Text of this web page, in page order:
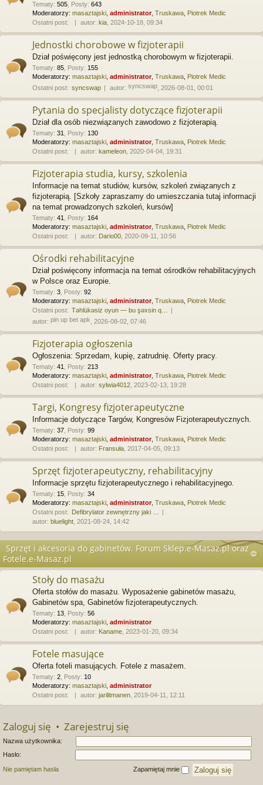
Tematy: 505 Posty: 643
Moderatorzy: masaztajski administrator, Truskawa Piotrek Medic
Ostatni post:
autor: kia , 2024-10-18, 09:34
Jednostki chorobowe w fizjoterapii
Dział poświęcony jest jednostką chorobowym w fizjoterapii.
Tematy: 85 Posty: 155
Moderatorzy: masaztajski administrator, Truskawa Piotrek Medic
Ostatni post: syncswap autor: syncswap , 2026-08-01, 00:01
Pytania do specjalisty dotyczące fizjoterapii
Dział dla osób niezwiązanych zawodowo z fizjoterapią.
Tematy: 31 Posty: 130
Moderatorzy: masaztajski administrator, Truskawa Piotrek Medic
Ostatni post:
autor: kameleon , 2020-04-04, 19:31
Fizjoterapia studia, kursy, szkolenia
Informacje na temat studiów, kursów, szkoleń związanych z
fizjoterapią. [Szkoły zapraszamy do umieszczania tutaj informacji
na temat prowadzonych szkoleń, kursów]
Tematy: 41 Posty: 164
Moderatorzy: masaztajski administrator, Truskawa Piotrek Medic
Ostatni post:
autor: Dario00 , 2020-09-11, 10:56
Ośrodki rehabilitacyjne
Dział poświęcony informacja na temat ośrodków rehabilitacyjnych
w Polsce oraz Europie.
Tematy: 3 Posty: 92
Moderatorzy: masaztajski administrator, Truskawa Piotrek Medic
Ostatni post: Təhlükəsiz oyun — bu şəxsin q…
autor: pin up bet apk , 2026-08-02, 07:46
Fizjoterapia ogłoszenia
Ogłoszenia: Sprzedam, kupię, zatrudnię. Oferty pracy.
Tematy: 41 Posty: 213
Moderatorzy: masaztajski administrator, Truskawa Piotrek Medic
Ostatni post:
autor: sylwia4012 , 2023-02-13, 19:28
Targi, Kongresy fizjoterapeutyczne
Informacje dotyczące Targów, Kongresów Fizjoterapeutycznych.
Tematy: 37 Posty: 99
Moderatorzy: masaztajski administrator, Truskawa Piotrek Medic
Ostatni post:
autor: Fransuła , 2017-04-05, 09:13
Sprzęt fizjoterapeutyczny, rehabilitacyjny
Informacje sprzętu fizjoterapeutycznego i rehabilitacyjnego.
Tematy: 15 Posty: 34
Moderatorzy: masaztajski administrator, Truskawa Piotrek Medic
Ostatni post: Defibrylator zewnętrzny jaki …
autor: bluelight , 2021-08-24, 14:42
Sprzęt i akcesoria do gabinetów. Forum Sklep.e-Masaz.pl oraz
Fotele.e-Masaz.pl
Stoły do masażu
Oferta stołów do masażu. Wyposażenie gabinetów masażu,
Gabinetów spa, Gabinetów fizjoterapeutycznych.
Tematy: 13 Posty: 56
Moderatorzy: masaztajski administrator
Ostatni post:
autor: Kaname , 2023-01-20, 09:34
Fotele masujące
Oferta foteli masujących. Fotele z masażem.
Tematy: 2 Posty: 10
Moderatorzy: masaztajski administrator
Ostatni post:
autor: jarilitmanen , 2019-04-11, 12:11
Zaloguj się • Zarejestruj się
Nazwa użytkownika:
Hasło:
Nie pamiętam hasła Zapamiętaj mnie